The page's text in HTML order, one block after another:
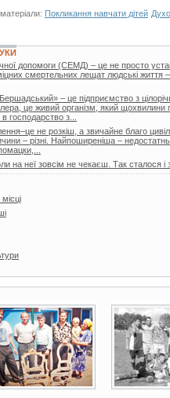
Покликання навчати дітей
допомоги (СЕМД) – це не просто
смертельних лещат людські життя
– це підприємство з
це живий організм, який щохвилини
господарство з...
не розкіш, а звичайне благо
– різні. Найпоширеніша –
на неї зовсім не чекаєш. Так сталося
5 фото 2 фото